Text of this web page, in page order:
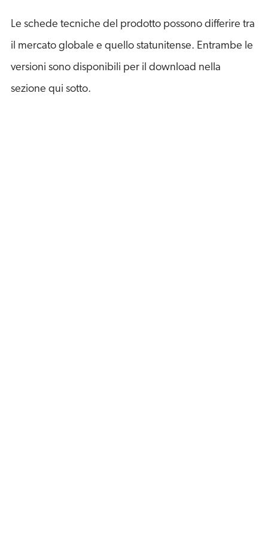
Le schede tecniche del prodotto possono differire tra
il mercato globale e quello statunitense. Entrambe le
versioni sono disponibili per il download nella
sezione qui sotto.